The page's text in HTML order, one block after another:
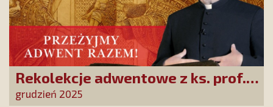
Rekolekcje adwentowe z ks. prof.
Robertem Skrzypczakiem na
grudzień 2025